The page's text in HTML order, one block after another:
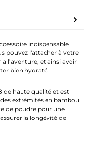
indispensable
pouvez l'attacher à votre
l’aventure, et ainsi avoir
bien hydraté.
de haute qualité et est
extrémités en bambou
de poudre pour une
la longévité de